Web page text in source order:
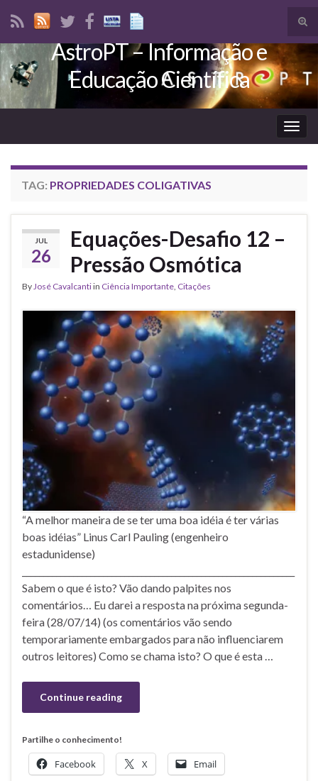
Search for:
AstroPT – Informação e
Educação Científica
TAG: PROPRIEDADES COLIGATIVAS
JUL
26
Equações-Desafio 12 –
Pressão Osmótica
ByJosé Cavalcantiin Ciência Importante, Citações
“A melhor maneira de se ter uma boa idéia é ter várias
boas idéias” Linus Carl Pauling (engenheiro
estadunidense)
Sabem o que é isto? Vão dando palpites nos
comentários… Eu darei a resposta na próxima segunda-
feira (28/07/14) (os comentários vão sendo
temporariamente embargados para não influenciarem
outros leitores) Como se chama isto? O que é esta …
Continue reading
Partilhe o conhecimento!
Facebook X Email